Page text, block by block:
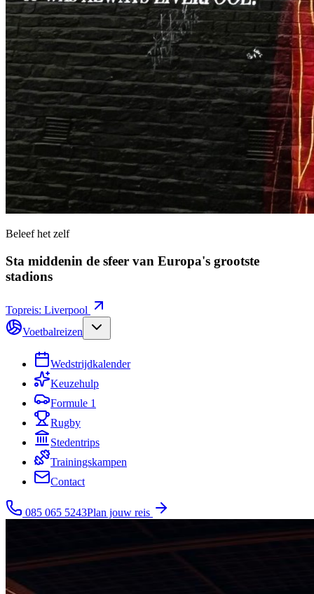
Beleef het zelf
Sta middenin de sfeer van Europa's grootste
stadions
Topreis: Liverpool
Voetbalreizen
Wedstrijdkalender
Keuzehulp
Formule 1
Rugby
Stedentrips
Trainingskampen
Contact
085 065 5243Plan jouw reis